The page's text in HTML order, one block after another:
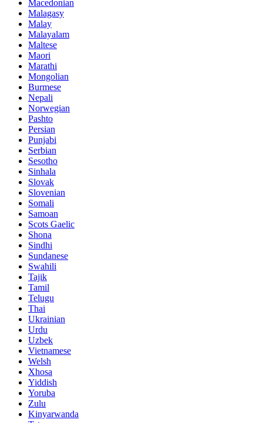
Macedonian
Malagasy
Malay
Malayalam
Maltese
Maori
Marathi
Mongolian
Burmese
Nepali
Norwegian
Pashto
Persian
Punjabi
Serbian
Sesotho
Sinhala
Slovak
Slovenian
Somali
Samoan
Scots Gaelic
Shona
Sindhi
Sundanese
Swahili
Tajik
Tamil
Telugu
Thai
Ukrainian
Urdu
Uzbek
Vietnamese
Welsh
Xhosa
Yiddish
Yoruba
Zulu
Kinyarwanda